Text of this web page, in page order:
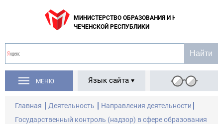
МИНИСТЕРСТВО ОБРАЗОВАНИЯ И НАУКИ
ЧЕЧЕНСКОЙ РЕСПУБЛИКИ
МЕНЮ Язык сайта
Главная Деятельность
Направления деятельности
Государственный контроль (надзор) в сфере образования